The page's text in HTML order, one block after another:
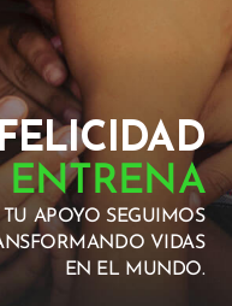
ENTRENA
APOYO SEGUIMOS
VIDAS
EN EL MUNDO.